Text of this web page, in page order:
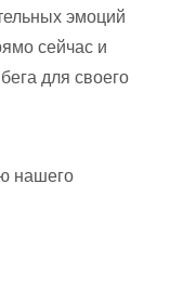
эмоций
сейчас и
для своего
нашего